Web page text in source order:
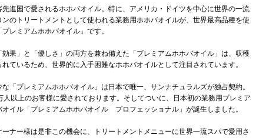
先進国で愛されるホホバオイル。特に、アメリカ・ドイツを中心に世界の一流
ンのトリートメントとして使われる業務用ホホバオイルが、世界最高品種を使
プレミアムホホバオイル」です。
効果」と「優しさ」の両方を兼ね備えた「プレミアムホホバオイル」は、収穫
れているため、世界的に入手困難なホホバオイルとして注目されています。
な「プレミアムホホバオイル」は日本で唯一、サンナチュラルズが独占契約。
人以上のお客様に愛されております。そしてついに、日本初の業務用プレミア
オイル「プレミアムホホバオイル プロフェッショナル」が誕生しました。
ーナー様は是非この機会に、トリートメントメニューに世界一流スパで愛用さ